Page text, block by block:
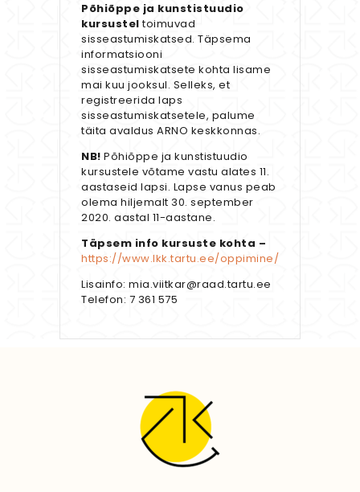
Põhiõppe ja kunstistuudio
kursusteltoimuvad
sisseastumiskatsed. Täpsema
informatsiooni
sisseastumiskatsete kohta lisame
mai kuu jooksul. Selleks, et
registreerida laps
sisseastumiskatsetele, palume
täita avaldus ARNO keskkonnas.
NB! Põhiõppe ja kunstistuudio
kursustele võtame vastu alates 11.
aastaseid lapsi. Lapse vanus peab
olema hiljemalt 30. september
2020. aastal 11-aastane.
Täpsem info kursuste kohta –
https://www.lkk.tartu.ee/oppimine/
Lisainfo: mia.viitkar@raad.tartu.ee
Telefon: 7 361 575